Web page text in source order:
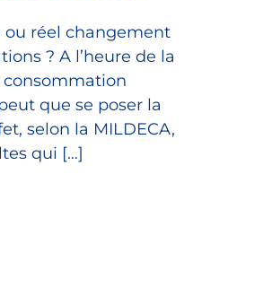
ou réel changement
? A l’heure de la
que se poser la
selon la MILDECA,
qui […]